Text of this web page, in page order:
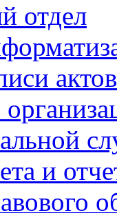
отдел
и